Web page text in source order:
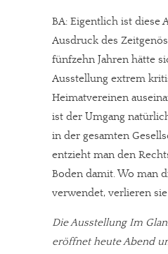
BA: Eigentlich ist diese
Ausdruck des
fünfzehn Jahren hätte
Ausstellung extrem
Heimatvereinen
ist der Umgang
in der gesamten
entzieht man den
Boden damit. Wo man
verwendet, verlieren
Die Ausstellung Im
eröffnet heute Abend